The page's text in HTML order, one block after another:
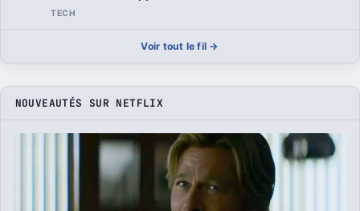
TECH
Voir tout le fil →
NOUVEAUTÉS SUR NETFLIX